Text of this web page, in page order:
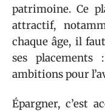
patrimoine. Ce
attractif,
chaque âge, il
ses
ambitions pour
Épargner, c’est